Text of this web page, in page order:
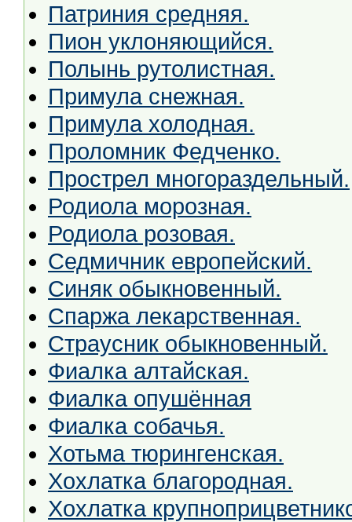
Патриния средняя.
Пион уклоняющийся.
Полынь рутолистная.
Примула снежная.
Примула холодная.
Проломник Федченко.
Прострел многораздельный.
Родиола морозная.
Родиола розовая.
Седмичник европейский.
Синяк обыкновенный.
Спаржа лекарственная.
Страусник обыкновенный.
Фиалка алтайская.
Фиалка опушённая
Фиалка собачья.
Хотьма тюрингенская.
Хохлатка благородная.
Хохлатка